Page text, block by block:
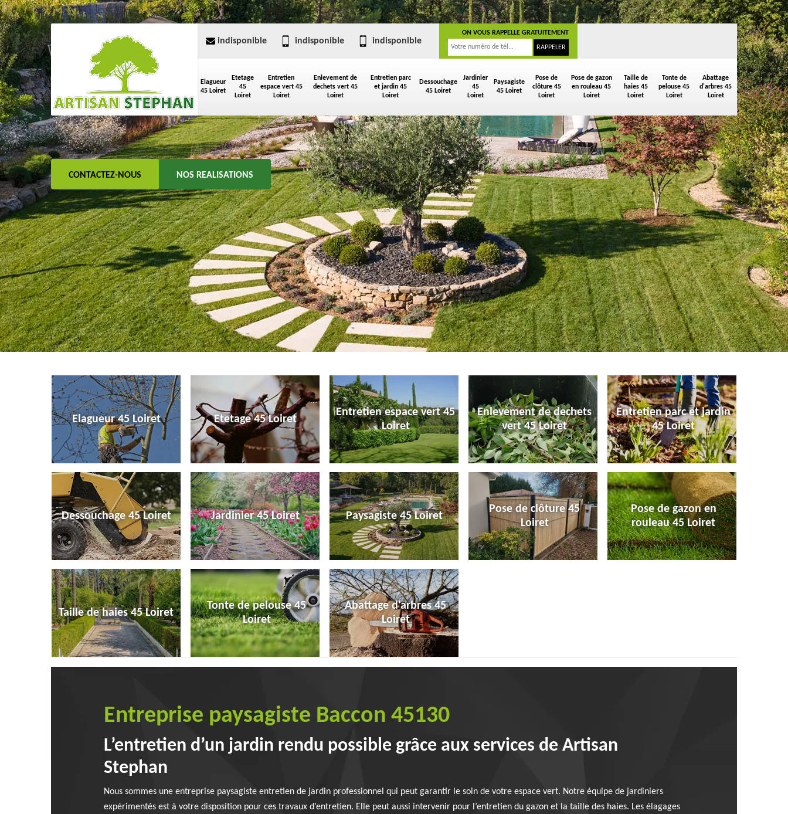
Elagueur
45 Loiret
Etetage
45
Loiret
Entretien
espace vert 45
Loiret
Enlevement de
dechets vert 45
Loiret
Entretien parc
et jardin 45
Loiret
Dessouchage
45 Loiret
Jardinier
45
Loiret
Paysagiste
45 Loiret
Pose de
clôture 45
Loiret
Pose de gazon
en rouleau 45
Loiret
Taille de
haies 45
Loiret
Tonte de
pelouse 45
Loiret
Abattage
d'arbres 45
Loiret
indisponible indisponible indisponible
ON VOUS RAPPELLE GRATUITEMENT
CONTACTEZ-NOUS NOS REALISATIONS
Elagueur 45 Loiret Etetage 45 Loiret
Entretien espace vert 45
Loiret
Enlevement de dechets
vert 45 Loiret
Entretien parc et jardin
45 Loiret
Dessouchage 45 Loiret Jardinier 45 Loiret Paysagiste 45 Loiret
Pose de clôture 45
Loiret
Pose de gazon en
rouleau 45 Loiret
Taille de haies 45 Loiret
Tonte de pelouse 45
Loiret
Abattage d'arbres 45
Loiret
Entreprise paysagiste Baccon 45130
L’entretien d’un jardin rendu possible grâce aux services de Artisan
Stephan
Nous sommes une entreprise paysagiste entretien de jardin professionnel qui peut garantir le soin de votre espace vert. Notre équipe de jardiniers
expérimentés est à votre disposition pour ces travaux d’entretien. Elle peut aussi intervenir pour l’entretien du gazon et la taille des haies. Les élagages